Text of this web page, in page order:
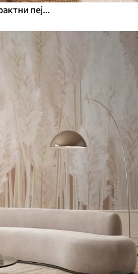
Тропски текстурирани апстрактни пејзаж са палминим листовима и великим сунцем на небу, топла палета боја, минималистички стил, стилизован